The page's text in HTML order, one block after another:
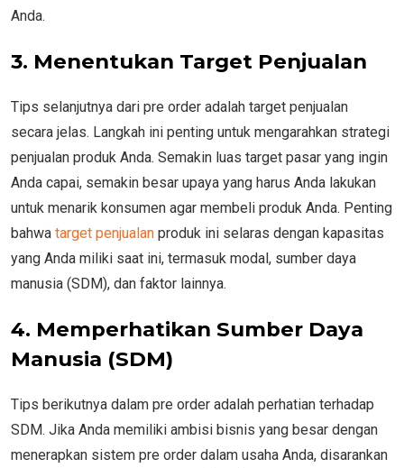
Anda.
3. Menentukan Target Penjualan
Tips selanjutnya dari pre order adalah target penjualan
secara jelas. Langkah ini penting untuk mengarahkan strategi
penjualan produk Anda. Semakin luas target pasar yang ingin
Anda capai, semakin besar upaya yang harus Anda lakukan
untuk menarik konsumen agar membeli produk Anda. Penting
bahwa target penjualan produk ini selaras dengan kapasitas
yang Anda miliki saat ini, termasuk modal, sumber daya
manusia (SDM), dan faktor lainnya.
4. Memperhatikan Sumber Daya
Manusia (SDM)
Tips berikutnya dalam pre order adalah perhatian terhadap
SDM. Jika Anda memiliki ambisi bisnis yang besar dengan
menerapkan sistem pre order dalam usaha Anda, disarankan